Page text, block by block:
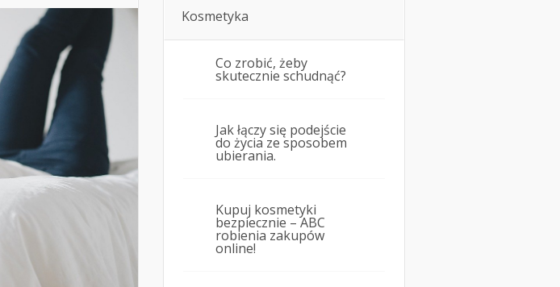
Kosmetyka
Co zrobić, żeby
skutecznie schudnąć?
Jak łączy się podejście
do życia ze sposobem
ubierania.
Kupuj kosmetyki
bezpiecznie – ABC
robienia zakupów
online!